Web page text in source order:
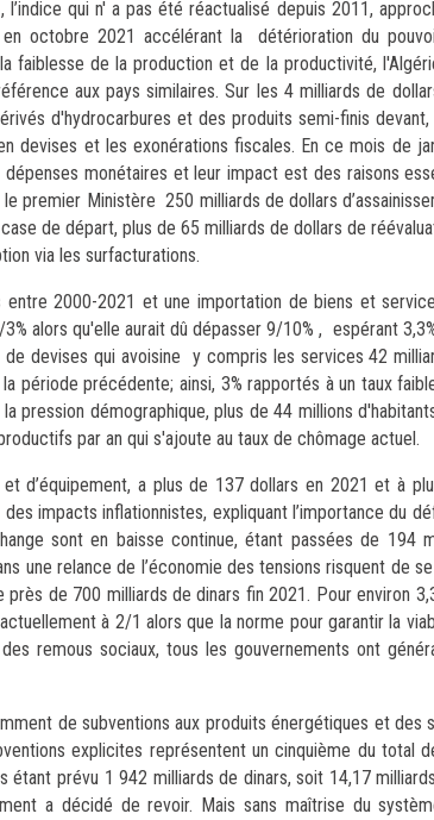
qui n' a pas été réactualisé depuis 2011,
octobre 2021 accélérant la détérioration du
faiblesse de la production et de la productivité,
aux pays similaires. Sur les 4 milliards de
d'hydrocarbures et des produits semi-finis
devises et les exonérations fiscales. En ce mois de
dépenses monétaires et leur impact est des raisons
premier Ministère 250 milliards de dollars
de départ, plus de 65 milliards de dollars de
via les surfacturations.
entre 2000-2021 et une importation de biens et
alors qu'elle aurait dû dépasser 9/10% , espérant
devises qui avoisine y compris les services 42
précédente; ainsi, 3% rapportés à un taux
démographique, plus de 44 millions
par an qui s'ajoute au taux de chômage actuel.
d’équipement, a plus de 137 dollars en 2021 et à
impacts inflationnistes, expliquant l’importance du
sont en baisse continue, étant passées de 194
relance de l’économie des tensions risquent de
de 700 milliards de dinars fin 2021. Pour environ
à 2/1 alors que la norme pour garantir la
remous sociaux, tous les gouvernements ont
de subventions aux produits énergétiques et des
explicites représentent un cinquième du total
prévu 1 942 milliards de dinars, soit 14,17
a décidé de revoir. Mais sans maîtrise du